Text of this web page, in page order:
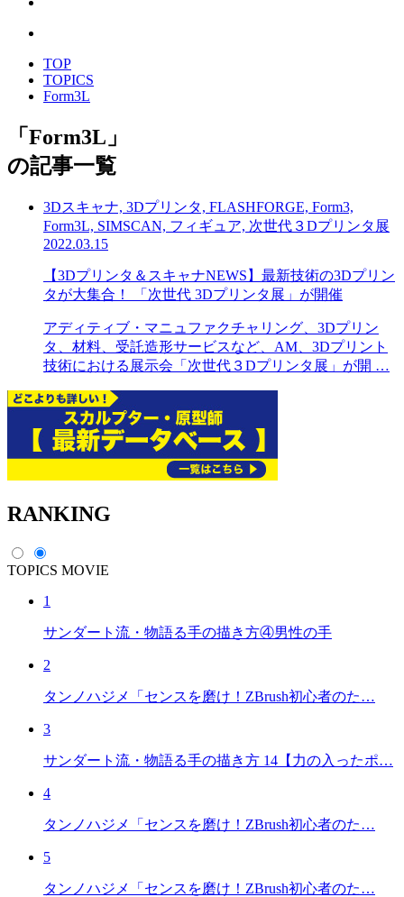
TOP
TOPICS
Form3L
「 Form3L 」
の記事一覧
3Dスキャナ, 3Dプリンタ, FLASHFORGE, Form3,
Form3L, SIMSCAN, フィギュア, 次世代３Dプリンタ展
2022.03.15
【3Dプリンタ＆スキャナNEWS】最新技術の3Dプリン
タが大集合！ 「次世代 3Dプリンタ展」が開催
アディティブ・マニュファクチャリング、3Dプリン
タ、材料、受託造形サービスなど、AM、3Dプリント
技術における展示会「次世代３Dプリンタ展」が開 …
RANKING
TOPICS MOVIE
1
サンダート流・物語る手の描き方④男性の手
2
タンノハジメ「センスを磨け！ZBrush初心者のた…
3
サンダート流・物語る手の描き方 14【力の入ったポ…
4
タンノハジメ「センスを磨け！ZBrush初心者のた…
5
タンノハジメ「センスを磨け！ZBrush初心者のた…